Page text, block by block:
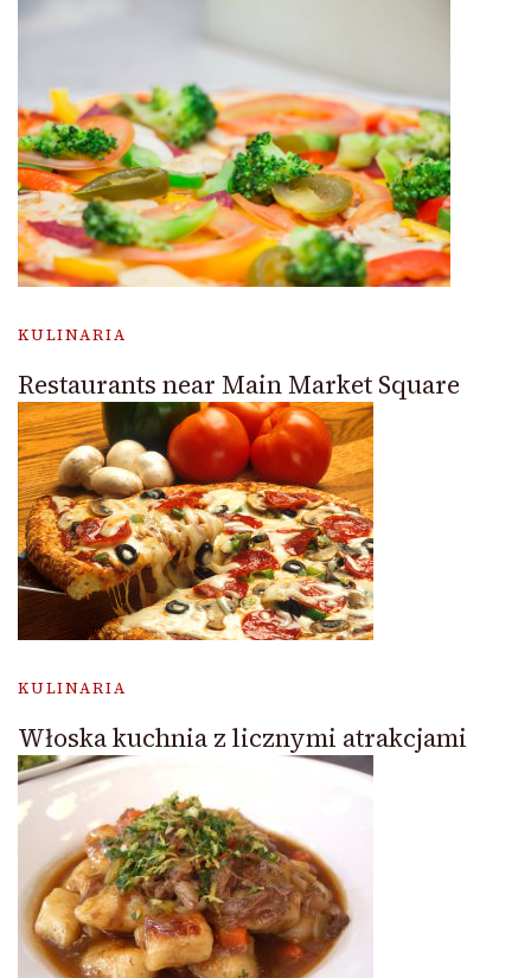
KULINARIA
Restaurants near Main Market Square
KULINARIA
Włoska kuchnia z licznymi atrakcjami